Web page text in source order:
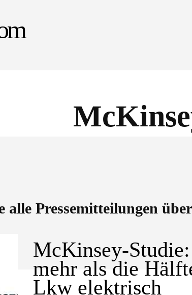
alle Pressemitteilungen über
McKinsey-
mehr als die
Lkw elektrisch